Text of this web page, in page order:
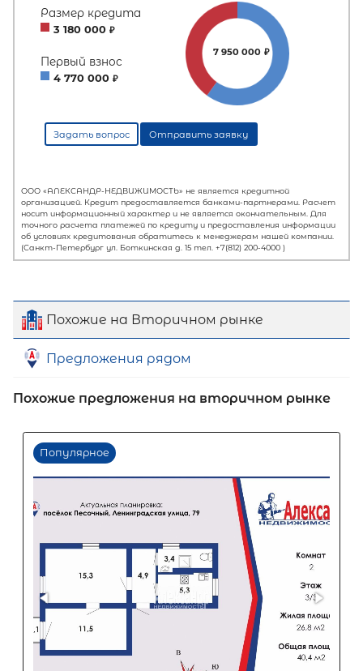
60%
0 10 60 80
Срок кредита
Похожие на Вторичном рынке
Предложения рядом
Похожие предложения на вторичном рынке